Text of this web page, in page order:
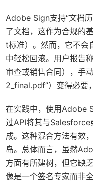
Adobe Sign支持“文档
了文档，这作为合规的
t标准）。然而，它不会
中轻松回滚。用户报告
审查或销售合同），手
2_final.pdf”）变得必要
在实践中，使用Adobe
过API将其与
成。这种混合方法有效
岛。总体而言，虽然
方面有所建树，但它缺
像是一个签名专家而非